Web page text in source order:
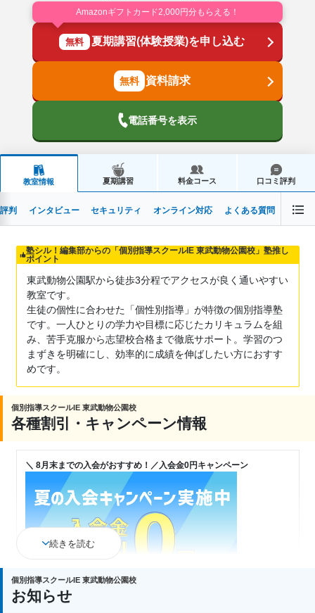
Amazonギフトカード2,000円分もらえる！
無料 夏期講習(体験授業)を申し込む
資料請求
電話番号を表示
教室情報 夏期講習 料金コース 口コミ評判
判 インタビュー セキュリティ オンライン対応 よくある質問
塾シル！編集部からの「個別指導スクールIE 東武動物公園校」塾推し
ポイント
東武動物公園駅から徒歩3分程でアクセスが良く通いやすい
教室です。
生徒の個性に合わせた「個性別指導」が特徴の個別指導塾
です。一人ひとりの学力や目標に応じたカリキュラムを組
み、苦手克服から志望校合格まで徹底サポート。学習のつ
まずきを明確にし、効率的に成績を伸ばしたい方におすす
めです。
個別指導スクールIE 東武動物公園校
各種割引・キャンペーン情報
＼ 8月末までの入会がおすすめ！／入会金0円キャンペーン
続きを読む
個別指導スクールIE 東武動物公園校
お知らせ